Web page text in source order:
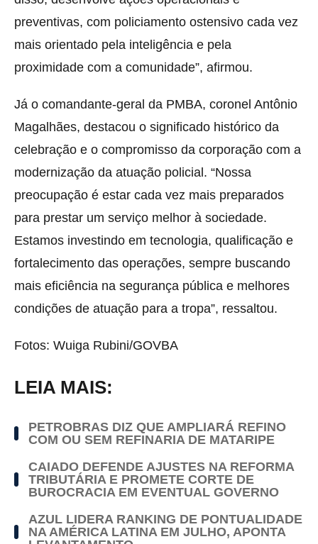
preventivas, com policiamento ostensivo cada vez
mais orientado pela inteligência e pela
proximidade com a comunidade”, afirmou.
Já o comandante-geral da PMBA, coronel Antônio
Magalhães, destacou o significado histórico da
celebração e o compromisso da corporação com a
modernização da atuação policial. “Nossa
preocupação é estar cada vez mais preparados
para prestar um serviço melhor à sociedade.
Estamos investindo em tecnologia, qualificação e
fortalecimento das operações, sempre buscando
mais eficiência na segurança pública e melhores
condições de atuação para a tropa”, ressaltou.
Fotos: Wuiga Rubini/GOVBA
LEIA MAIS:
PETROBRAS DIZ QUE AMPLIARÁ REFINO
COM OU SEM REFINARIA DE MATARIPE
CAIADO DEFENDE AJUSTES NA REFORMA
TRIBUTÁRIA E PROMETE CORTE DE
BUROCRACIA EM EVENTUAL GOVERNO
AZUL LIDERA RANKING DE PONTUALIDADE
NA AMÉRICA LATINA EM JULHO, APONTA